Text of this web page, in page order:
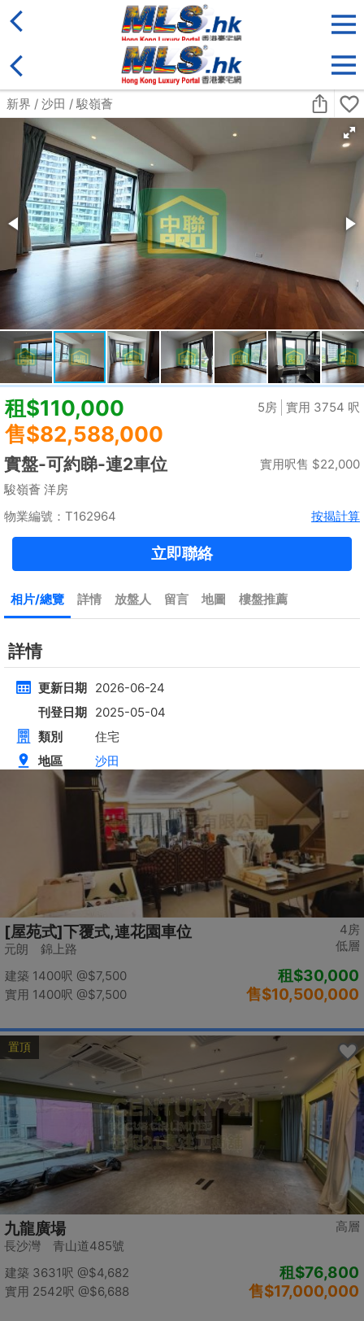
售盤 類別
收藏
搜尋條件:
黃金置頂
4房
中層
天鑄
何文田 佛光街23號
建築 --
實用 1571呎 @$57
租$90,000
黃金置頂
元朗 標準2100呎村屋 4房4套
建築 2100呎 @$17
實用 --
4房
低層
[屋苑式]下覆式,連花園車位
元朗 錦上路
建築 1400呎 @$7,500
實用 1400呎 @$7,500
租$30,000
售$10,500,000
置頂
高層
九龍廣場
長沙灣 青山道485號
建築 3631呎 @$4,682
實用 2542呎 @$6,688
租$76,800
售$17,000,000